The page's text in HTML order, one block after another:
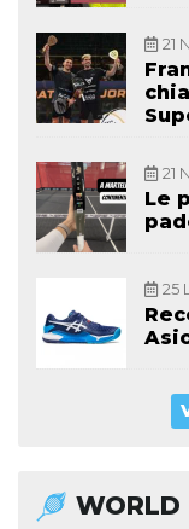
21
21
Le
25
WORLD